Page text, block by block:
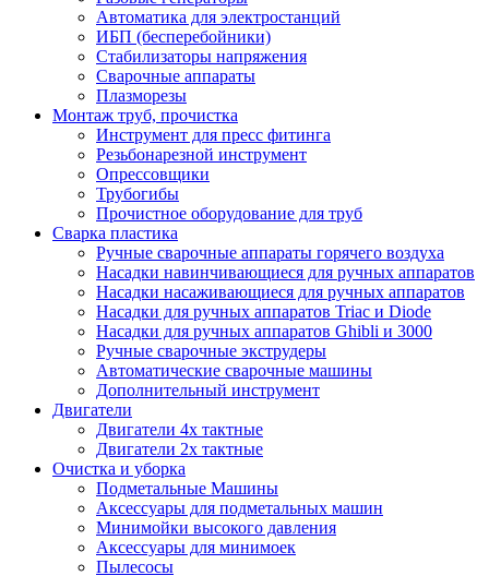
Автоматика для электростанций
ИБП (бесперебойники)
Стабилизаторы напряжения
Сварочные аппараты
Плазморезы
Монтаж труб, прочистка
Инструмент для пресс фитинга
Резьбонарезной инструмент
Опрессовщики
Трубогибы
Прочистное оборудование для труб
Сварка пластика
Ручные сварочные аппараты горячего воздуха
Насадки навинчивающиеся для ручных аппаратов
Насадки насаживающиеся для ручных аппаратов
Насадки для ручных аппаратов Triac и Diode
Насадки для ручных аппаратов Ghibli и 3000
Ручные сварочные экструдеры
Автоматические сварочные машины
Дополнительный инструмент
Двигатели
Двигатели 4х тактные
Двигатели 2х тактные
Очистка и уборка
Подметальные Машины
Аксессуары для подметальных машин
Минимойки высокого давления
Аксессуары для минимоек
Пылесосы